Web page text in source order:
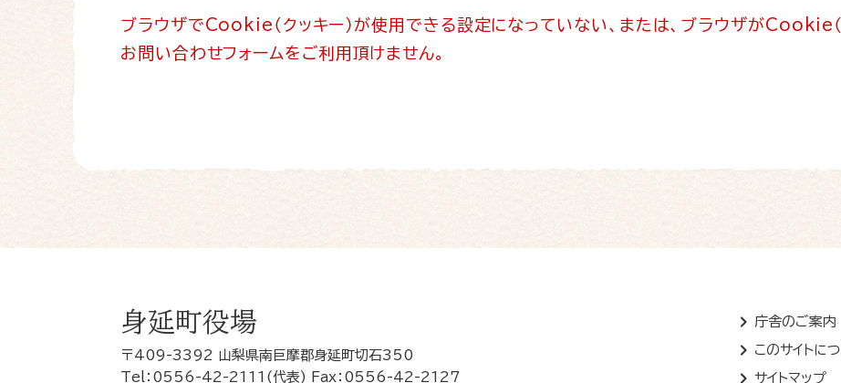
ブラウザでCookie（クッキー）が使用できる設定になっていない、または、ブラウザがCookie（
お問い合わせフォームをご利用頂けません。
身延町役場
〒409-3392 山梨県南巨摩郡身延町切石350
Tel：0556-42-2111(代表) Fax：0556-42-2127
庁舎のご案内
このサイトに
サイトマップ